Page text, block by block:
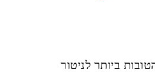
ביותר לניטור